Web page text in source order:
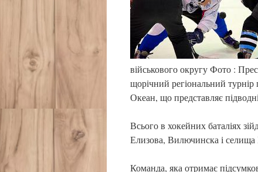
військового округу Фото :
щорічний регіональний
Океан, що представляє
Всього в хокейних баталіях
Елизова, Вилючинска і
Команда, яка отримає